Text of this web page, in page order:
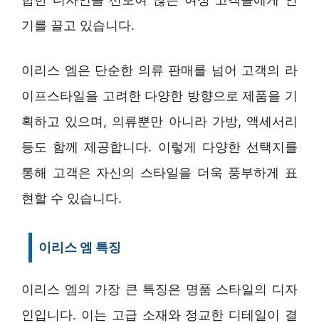
기를 끌고 있습니다.
이리스 엠은 단순한 의류 판매를 넘어 고객의 라
이프스타일을 고려한 다양한 방향으로 제품을 기
획하고 있으며, 의류뿐만 아니라 가방, 액세서리
등도 함께 제공합니다. 이렇게 다양한 선택지를
통해 고객은 자신의 스타일을 더욱 풍부하게 표
현할 수 있습니다.
이리스 엠 특징
이리스 엠의 가장 큰 특징은 명품 스타일의 디자
인입니다. 이는 고급 소재와 정교한 디테일이 결